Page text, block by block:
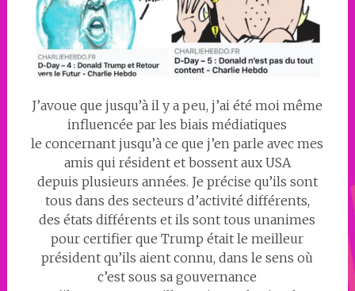
J’avoue que jusqu’à il y a peu, j’ai été moi même
influencée par les biais médiatiques
le concernant jusqu’à ce que j’en parle avec mes
amis qui résident et bossent aux USA
depuis plusieurs années. Je précise qu’ils sont
tous dans des secteurs d’activité différents,
des états différents et ils sont tous unanimes
pour certifier que Trump était le meilleur
président qu’ils aient connu, dans le sens où
c’est sous sa gouvernance